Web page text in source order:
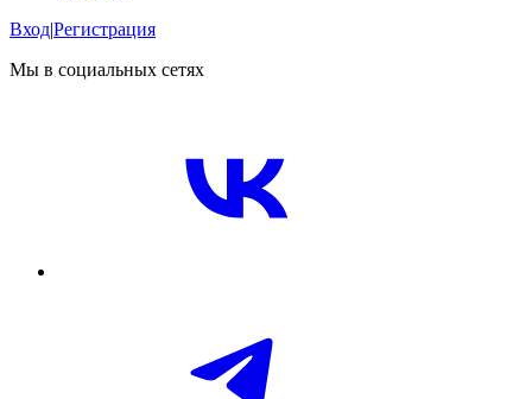
Вход|Регистрация
Мы в социальных сетях